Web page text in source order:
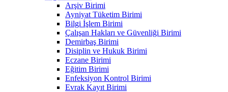
Arşiv Birimi
Ayniyat Tüketim Birimi
Bilgi İşlem Birimi
Çalışan Hakları ve Güvenliği Birimi
Demirbaş Birimi
Disiplin ve Hukuk Birimi
Eczane Birimi
Eğitim Birimi
Enfeksiyon Kontrol Birimi
Evrak Kayıt Birimi